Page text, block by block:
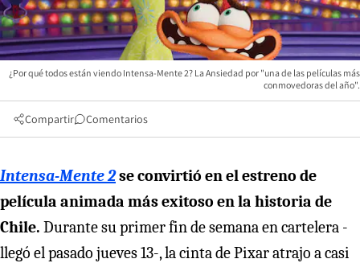
¿Por qué todos están viendo Intensa-Mente 2? La Ansiedad por "una de las películas más
conmovedoras del año".
Compartir Comentarios
Intensa-Mente 2se convirtió en el estreno de
película animada más exitoso en la historia de
Chile. Durante su primer fin de semana en cartelera -
llegó el pasado jueves 13-, la cinta de Pixar atrajo a casi